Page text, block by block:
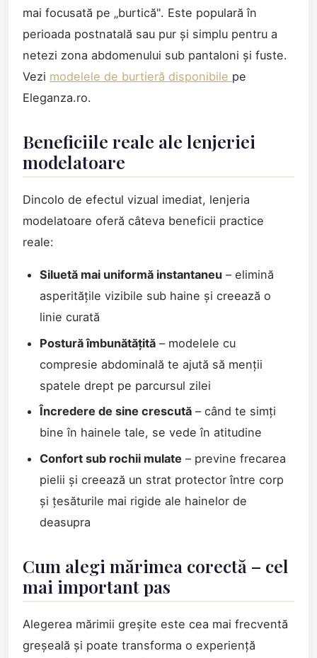
mai focusată pe „burtică". Este populară în
perioada postnatală sau pur și simplu pentru a
netezi zona abdomenului sub pantaloni și fuste.
Vezi modelele de burtieră disponibile pe
Eleganza.ro.
Beneficiile reale ale lenjeriei
modelatoare
Dincolo de efectul vizual imediat, lenjeria
modelatoare oferă câteva beneficii practice
reale:
Siluetă mai uniformă instantaneu – elimină
asperitățile vizibile sub haine și creează o
linie curată
Postură îmbunătățită – modelele cu
compresie abdominală te ajută să menții
spatele drept pe parcursul zilei
Încredere de sine crescută – când te simți
bine în hainele tale, se vede în atitudine
Confort sub rochii mulate – previne frecarea
pielii și creează un strat protector între corp
și țesăturile mai rigide ale hainelor de
deasupra
Cum alegi mărimea corectă – cel
mai important pas
Alegerea mărimii greșite este cea mai frecventă
greșeală și poate transforma o experiență